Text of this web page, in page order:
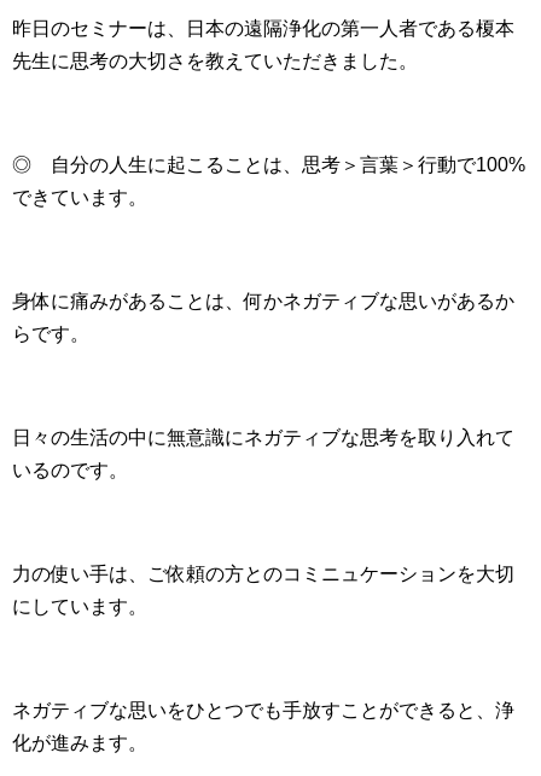
昨日のセミナーは、日本の遠隔浄化の第一人者である榎本
先生に思考の大切さを教えていただきました。
◎ 自分の人生に起こることは、思考＞言葉＞行動で100%
できています。
身体に痛みがあることは、何かネガティブな思いがあるか
らです。
日々の生活の中に無意識にネガティブな思考を取り入れて
いるのです。
力の使い手は、ご依頼の方とのコミニュケーションを大切
にしています。
ネガティブな思いをひとつでも手放すことができると、浄
化が進みます。